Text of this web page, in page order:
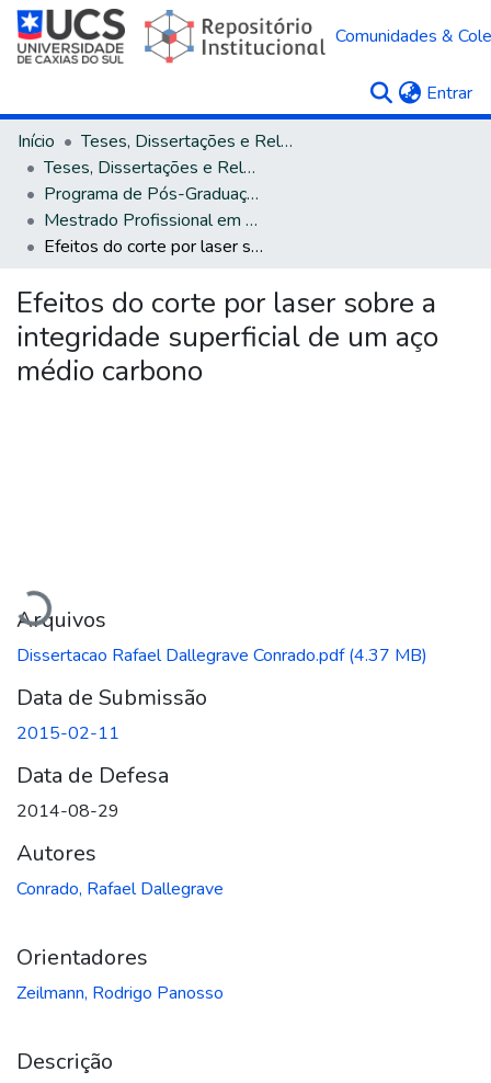
Comunidades &
Entrar
Início
Teses, Dissertações e Relatórios
Teses, Dissertações e Relatórios defendidos na UCS
Programa de Pós-Graduação em Engenharia Mecânica
Mestrado Profissional em Engenharia Mecânica
Efeitos do corte por laser sobre a integridade superficial de um aço médio carbono
Efeitos do corte por laser sobre a
integridade superficial de um aço
médio carbono
Carregando...
Arquivos
Dissertacao Rafael Dallegrave Conrado.pdf(4.37 MB)
Data de Submissão
2015-02-11
Data de Defesa
2014-08-29
Autores
Conrado, Rafael Dallegrave
Orientadores
Zeilmann, Rodrigo Panosso
Descrição